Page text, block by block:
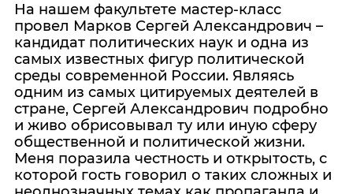
На нашем факультете мастер-класс
провел Марков Сергей Александрович –
кандидат политических наук и одна из
самых известных фигур политической
среды современной России. Являясь
одним из самых цитируемых деятелей в
стране, Сергей Александрович подробно
и живо обрисовывал ту или иную сферу
общественной и политической жизни.
Меня поразила честность и открытость, с
которой гость говорил о таких сложных и